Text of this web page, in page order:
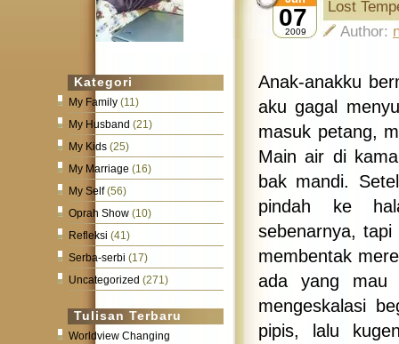
Kategori
My Family (11)
My Husband (21)
My Kids (25)
My Marriage (16)
My Self(56)
Oprah Show (10)
Refleksi (41)
Serba-serbi (17)
Uncategorized (271)
Tulisan Terbaru
Worldview Changing
07
2009
Lost
Author:
Anak-anakku
aku gagal
masuk petang,
Main air di
bak mandi.
pindah ke
sebenarnya,
membentak
ada yang mau
mengeskalasi
pipis, lalu